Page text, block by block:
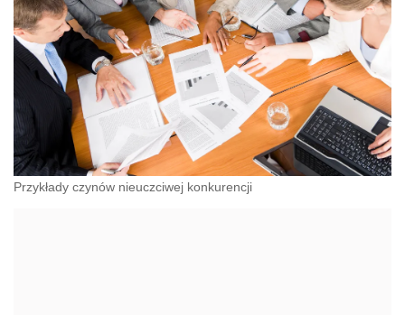
Przykłady czynów nieuczciwej konkurencji